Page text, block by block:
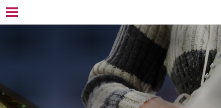
NAVIGATION ÜBERSPRINGEN
HOME
EISSPORT
ÖFFNUNGSZEITEN
PREISE